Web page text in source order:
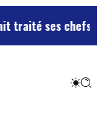
ses chefs de